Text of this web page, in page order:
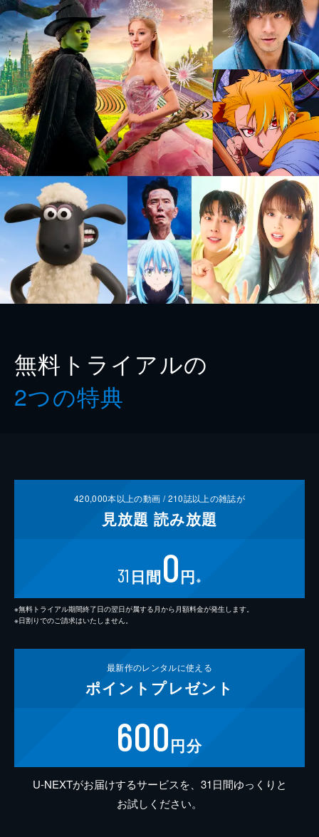
無料トライアルの
2つの特典
420,000本以上の動画 /210誌以上の雑誌が
見放題 読み放題
31 日間0円 ※
※無料トライアル期間終了日の翌日が属する月から月額料金が発生します。
※日割りでのご請求はいたしません。
最新作のレンタルに使える
ポイント プレゼント
600円分
U-NEXTがお届けするサービスを、31日間ゆっくりと
お試しください。